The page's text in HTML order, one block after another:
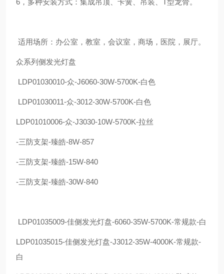
6，多种安装方式：集成吊顶、卡簧、吊装、T型龙骨。
适用场所：办公室，教室，会议室，商场，医院，展厅。
众系列侧发光灯盘
LDP01030010-众-J6060-30W-5700K-白色
LDP01030011-众-3012-30W-5700K-白色
LDP01010006-众-J3030-10W-5700K-拉丝
-三防支架-臻皓-8W-857
-三防支架-臻皓-15W-840
-三防支架-臻皓-30W-840
LDP01035009-佳侧发光灯盘-6060-35W-5700K-常规款-白
LDP01035015-佳侧发光灯盘-J3012-35W-4000K-常规款-
白